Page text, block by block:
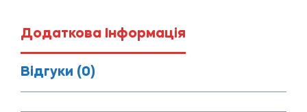
Додаткова Інформація
Відгуки (0)